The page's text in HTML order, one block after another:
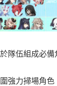
隊伍組成必備
強力掃場角